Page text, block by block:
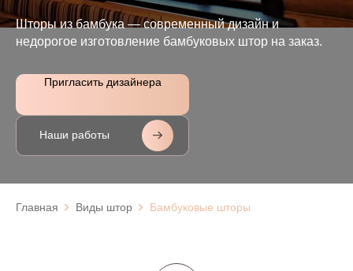
Шторы из бамбука — современный дизайн и
недорогое изготовление бамбуковых штор на заказ.
Пригласить дизайнера
Наши работы
Главная Виды штор Бамбуковые шторы